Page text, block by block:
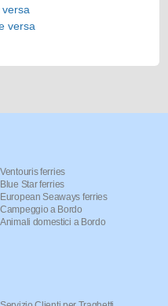
versa
Ventouris ferries
Blue Star ferries
European Seaways ferries
Campeggio a Bordo
Animali domestici a Bordo